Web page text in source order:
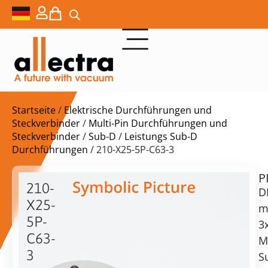
Startseite/ Elektrische Durchführungen und
Steckverbinder/ Multi-Pin Durchführungen und
Steckverbinder/Sub-D / Leistungs Sub-D
Durchführungen / 210-X25-5P-C63-3
210-
X25-
5P-
C63-
3
$ 1.713,00
Lieferzeit: